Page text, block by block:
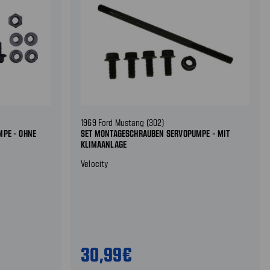
- OHNE
1969 Ford Mustang (302)
SET MONTAGESCHRAUBEN SERVOPUMPE - MIT
KLIMAANLAGE
Velocity
30,99€